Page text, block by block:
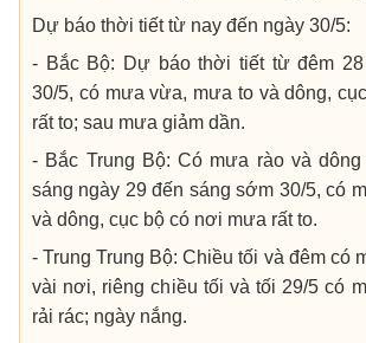
Dự báo thời tiết từ nay đến ngày 30/5:
- Bắc Bộ: Dự báo thời tiết từ đêm
30/5, có mưa vừa, mưa to và dông,
rất to; sau mưa giảm dần.
- Bắc Trung Bộ: Có mưa rào và
sáng ngày 29 đến sáng sớm 30/5, có
và dông, cục bộ có nơi mưa rất to.
- Trung Trung Bộ: Chiều tối và đêm có
vài nơi, riêng chiều tối và tối 29/5 có
rải rác; ngày nắng.